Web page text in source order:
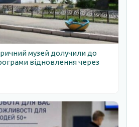
музей долучили до
відновлення через